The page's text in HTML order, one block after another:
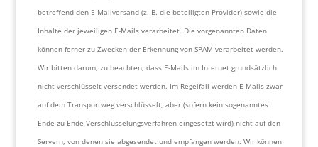
betreffend den E-Mailversand (z. B. die beteiligten Provider) sowie die
Inhalte der jeweiligen E-Mails verarbeitet. Die vorgenannten Daten
können ferner zu Zwecken der Erkennung von SPAM verarbeitet werden.
Wir bitten darum, zu beachten, dass E-Mails im Internet grundsätzlich
nicht verschlüsselt versendet werden. Im Regelfall werden E-Mails zwar
auf dem Transportweg verschlüsselt, aber (sofern kein sogenanntes
Ende-zu-Ende-Verschlüsselungsverfahren eingesetzt wird) nicht auf den
Servern, von denen sie abgesendet und empfangen werden. Wir können